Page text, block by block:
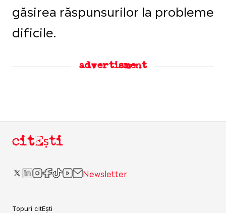
găsirea răspunsurilor la probleme
dificile.
advertisment
citEști
Newsletter
Topuri citEști